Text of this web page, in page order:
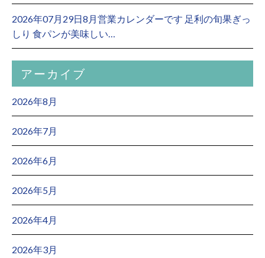
2026年07月29日8月営業カレンダーです 足利の旬果ぎっ
しり 食パンが美味しい…
アーカイブ
2026年8月
2026年7月
2026年6月
2026年5月
2026年4月
2026年3月